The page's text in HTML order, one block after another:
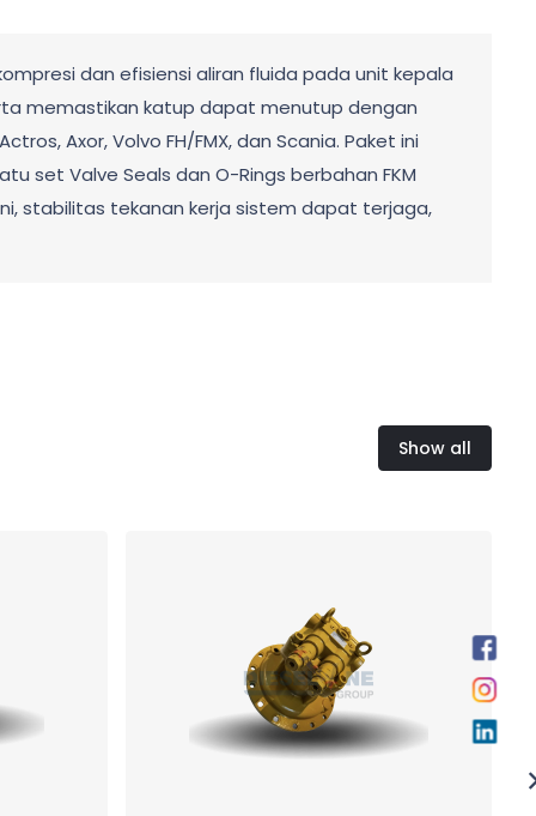
dan efisiensi aliran fluida pada unit kepala
memastikan katup dapat menutup dengan
Axor, Volvo FH/FMX, dan Scania. Paket ini
set Valve Seals dan O-Rings berbahan FKM
stabilitas tekanan kerja sistem dapat terjaga,
Show all